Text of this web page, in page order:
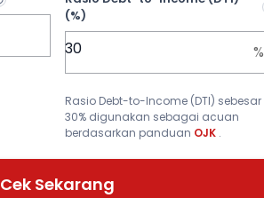
(%)
%
Rasio Debt-to-Income (DTI) sebesar
30% digunakan sebagai acuan
berdasarkan panduan OJK .
Cek Sekarang